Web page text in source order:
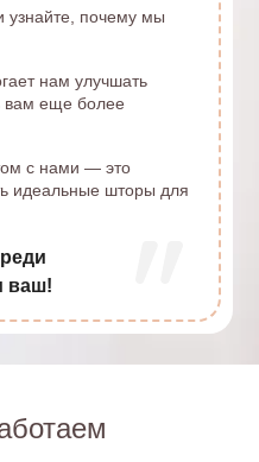
узнайте, почему мы
нам улучшать
вам еще более
с нами — это
идеальные шторы для
ваш!